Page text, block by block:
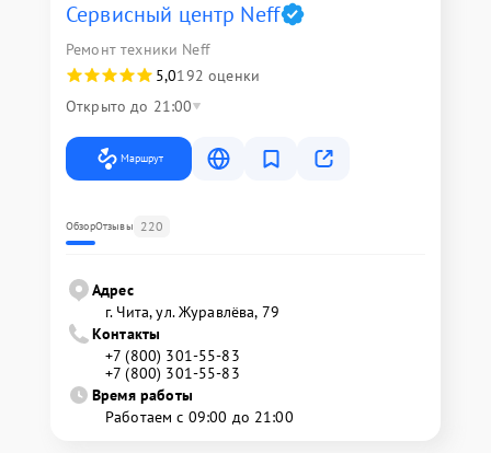
Сервисный центр Neff
Ремонт техники Neff
5,0192 оценки
Открыто до 21:00
Маршрут
ОбзорОтзывы 220
Адрес
г. Чита, ул. Журавлёва, 79
Контакты
+7 (800) 301-55-83
+7 (800) 301-55-83
Время работы
Работаем с 09:00 до 21:00